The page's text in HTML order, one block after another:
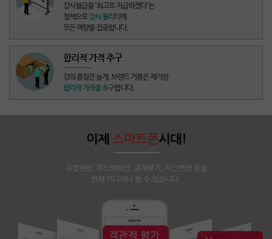
강사월급을'최고로 지급하겠다'는
정책으로 강사 퀄리티에
모든 역량을 집중합니다.
합리적 가격 추구
강의 품질은 높게, 브랜드 거품은 제거한
합리적 가격을 추구합니다.
이제 스마트폰시대!
수업현황, 피드백확인, 교재보기, 시간변경 등을
언제 어디서나 할 수 있습니다.